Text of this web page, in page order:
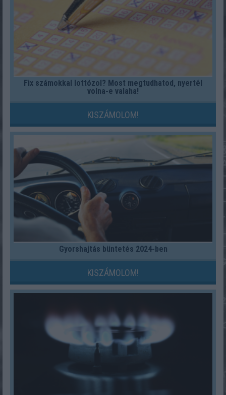
Fix számokkal lottózol? Most megtudhatod, nyertél
volna-e valaha!
KISZÁMOLOM!
Gyorshajtás büntetés 2024-ben
KISZÁMOLOM!